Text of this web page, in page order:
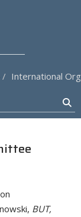
International
BUT,